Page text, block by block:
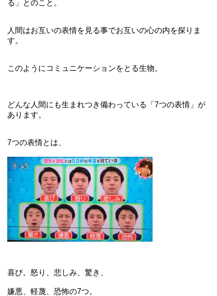
る」とのこと。
人間はお互いの表情を見る事でお互いの心の内を探りま
す。
このようにコミュニケーションをとる生物。
どんな人間にも生まれつき備わっている「7つの表情」が
あります。
7つの表情とは、
喜び。怒り、悲しみ、驚き、
嫌悪、軽蔑、恐怖の7つ。